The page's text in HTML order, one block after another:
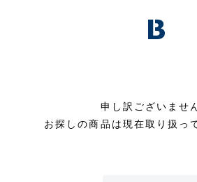
申し訳ございませ
お探しの商品は現在取り扱っ